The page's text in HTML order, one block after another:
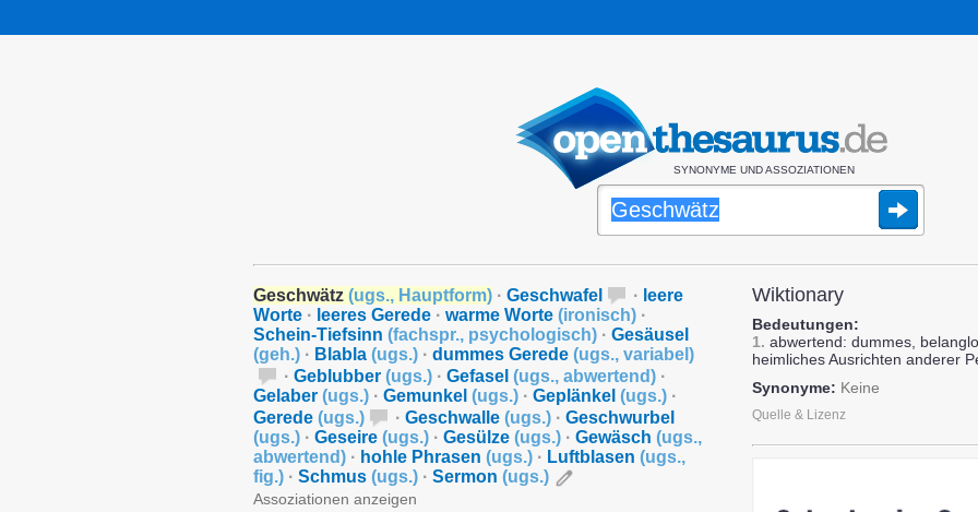
SYNONYME UND ASSOZIATIONEN
Geschwätz (ugs., Hauptform) · Geschwafel · leere
Worte · leeres Gerede · warme Worte (ironisch) ·
Schein-Tiefsinn (fachspr., psychologisch) · Gesäusel
(geh.) · Blabla (ugs.) · dummes Gerede (ugs., variabel )
· Geblubber (ugs.) · Gefasel (ugs., abwertend) ·
Gelaber (ugs.) · Gemunkel (ugs.) · Geplänkel (ugs.) ·
Gerede (ugs.) · Geschwalle (ugs.) · Geschwurbel
(ugs.) · Geseire (ugs.) · Gesülze (ugs.) · Gewäsch (ugs.,
abwertend) · hohle Phrasen (ugs.) · Luftblasen (ugs.,
fig.) · Schmus (ugs.) · Sermon (ugs.)
Assoziationen anzeigen
Wiktionary
Bedeutungen:
1. abwertend: dummes,
heimliches Ausrichten anderer
Synonyme: Keine
Quelle & Lizenz